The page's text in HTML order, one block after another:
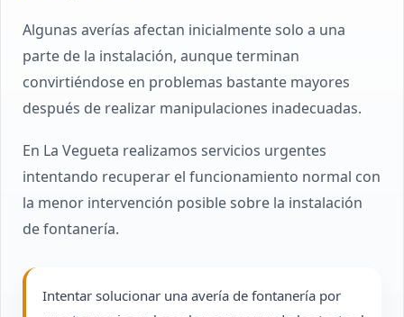
Algunas averías afectan inicialmente solo a una
parte de la instalación, aunque terminan
convirtiéndose en problemas bastante mayores
después de realizar manipulaciones inadecuadas.
En La Vegueta realizamos servicios urgentes
intentando recuperar el funcionamiento normal con
la menor intervención posible sobre la instalación
de fontanería.
Intentar solucionar una avería de fontanería por